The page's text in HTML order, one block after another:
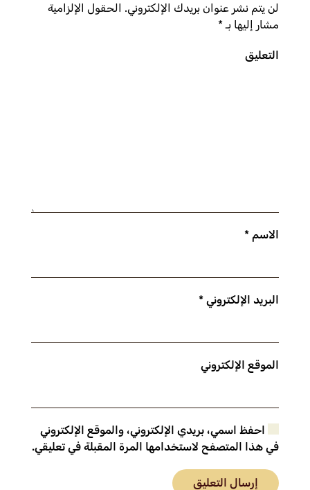
لن يتم نشر عنوان بريدك الإلكتروني. الحقول الإلزامية
مشار إليها بـ*
التعليق
الاسم *
البريد الإلكتروني *
الموقع الإلكتروني
احفظ اسمي، بريدي الإلكتروني، والموقع الإلكتروني
في هذا المتصفح لاستخدامها المرة المقبلة في تعليقي.
إرسال التعليق